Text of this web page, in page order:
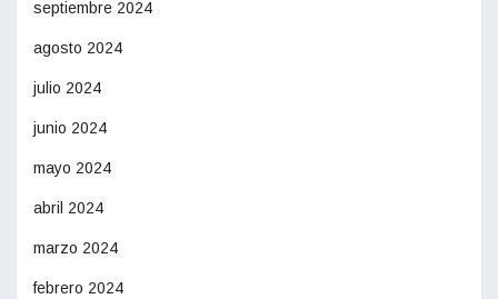
septiembre 2024
agosto 2024
julio 2024
junio 2024
mayo 2024
abril 2024
marzo 2024
febrero 2024